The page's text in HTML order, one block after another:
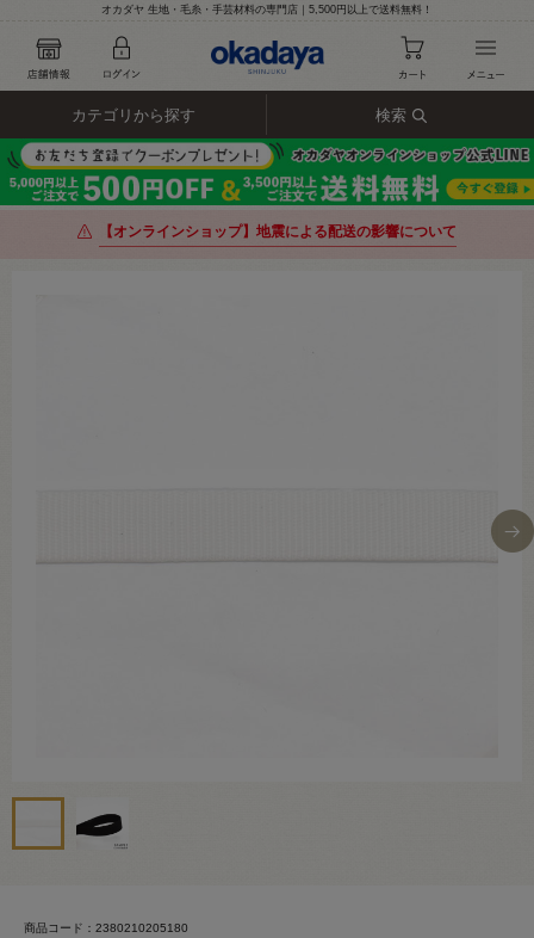
オカダヤ 生地・毛糸・手芸材料の専門店｜5,500円以上で送料無料！
カテゴリから探す 検索
【オンラインショップ】地震による配送の影響について
商品コード：2380210205180